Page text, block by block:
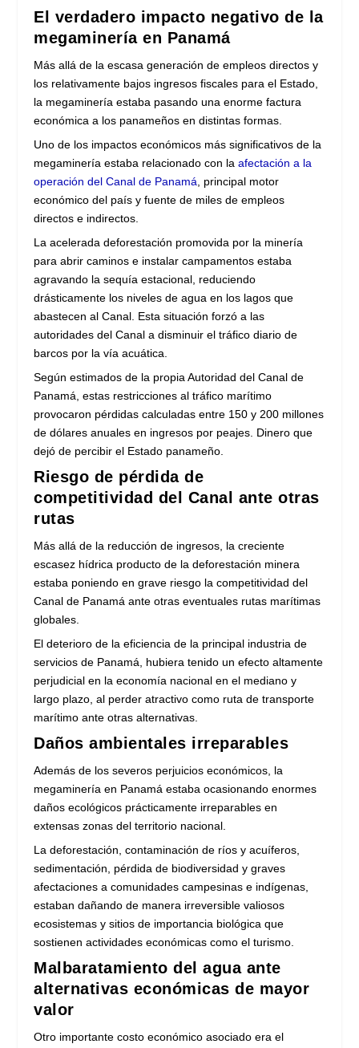
El verdadero impacto negativo de la
megaminería en Panamá
Más allá de la escasa generación de empleos directos y
los relativamente bajos ingresos fiscales para el Estado,
la megaminería estaba pasando una enorme factura
económica a los panameños en distintas formas.
Uno de los impactos económicos más significativos de la
megaminería estaba relacionado con laafectación a la
operación del Canal de Panamá , principal motor
económico del país y fuente de miles de empleos
directos e indirectos.
La acelerada deforestación promovida por la minería
para abrir caminos e instalar campamentos estaba
agravando la sequía estacional, reduciendo
drásticamente los niveles de agua en los lagos que
abastecen al Canal. Esta situación forzó a las
autoridades del Canal a disminuir el tráfico diario de
barcos por la vía acuática.
Según estimados de la propia Autoridad del Canal de
Panamá, estas restricciones al tráfico marítimo
provocaron pérdidas calculadas entre 150 y 200 millones
de dólares anuales en ingresos por peajes. Dinero que
dejó de percibir el Estado panameño.
Riesgo de pérdida de
competitividad del Canal ante otras
rutas
Más allá de la reducción de ingresos, la creciente
escasez hídrica producto de la deforestación minera
estaba poniendo en grave riesgo la competitividad del
Canal de Panamá ante otras eventuales rutas marítimas
globales.
El deterioro de la eficiencia de la principal industria de
servicios de Panamá, hubiera tenido un efecto altamente
perjudicial en la economía nacional en el mediano y
largo plazo, al perder atractivo como ruta de transporte
marítimo ante otras alternativas.
Daños ambientales irreparables
Además de los severos perjuicios económicos, la
megaminería en Panamá estaba ocasionando enormes
daños ecológicos prácticamente irreparables en
extensas zonas del territorio nacional.
La deforestación, contaminación de ríos y acuíferos,
sedimentación, pérdida de biodiversidad y graves
afectaciones a comunidades campesinas e indígenas,
estaban dañando de manera irreversible valiosos
ecosistemas y sitios de importancia biológica que
sostienen actividades económicas como el turismo.
Malbaratamiento del agua ante
alternativas económicas de mayor
valor
Otro importante costo económico asociado era el